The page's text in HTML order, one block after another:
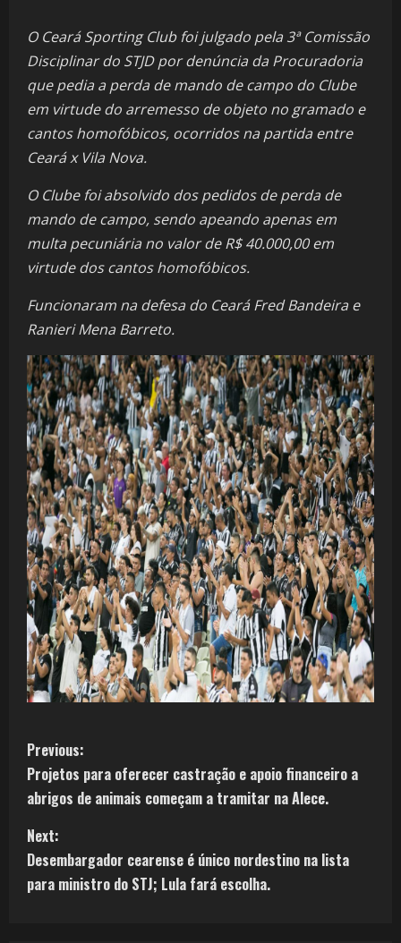
O Ceará Sporting Club foi julgado pela 3ª Comissão
Disciplinar do STJD por denúncia da Procuradoria
que pedia a perda de mando de campo do Clube
em virtude do arremesso de objeto no gramado e
cantos homofóbicos, ocorridos na partida entre
Ceará x Vila Nova.
O Clube foi absolvido dos pedidos de perda de
mando de campo, sendo apeando apenas em
multa pecuniária no valor de R$ 40.000,00 em
virtude dos cantos homofóbicos.
Funcionaram na defesa do Ceará Fred Bandeira e
Ranieri Mena Barreto.
Previous:
Projetos para oferecer castração e apoio financeiro a
abrigos de animais começam a tramitar na Alece.
Next:
Desembargador cearense é único nordestino na lista
para ministro do STJ; Lula fará escolha.